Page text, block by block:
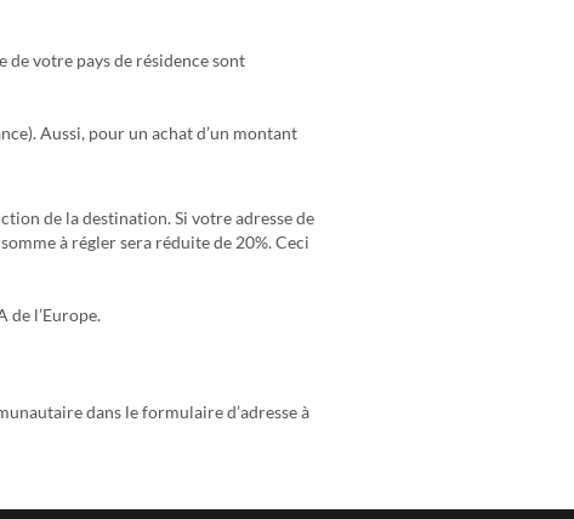
de votre pays de résidence sont
Aussi, pour un achat d’un montant
de la destination. Si votre adresse de
à régler sera réduite de 20%. Ceci
de l’Europe.
dans le formulaire d’adresse à